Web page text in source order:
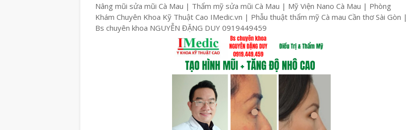
Nâng mũi sửa mũi Cà Mau | Thẩm mỹ sửa mũi Cà Mau | Mỹ Viện Nano Cà Mau | Phòng
Khám Chuyên Khoa Kỹ Thuật Cao IMedic.vn | Phẫu thuật thẩm mỹ Cà mau Cần thơ Sài Gòn |
Bs chuyên khoa NGUYỄN ĐẶNG DUY 0919449459